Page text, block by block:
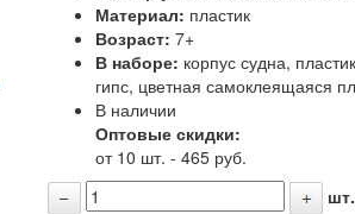
Материал: пластик
Возраст: 7+
В наборе: корпус судна,
гипс, цветная самоклеящаяся
В наличии
Оптовые скидки:
от 10 шт. - 465 руб.
шт.